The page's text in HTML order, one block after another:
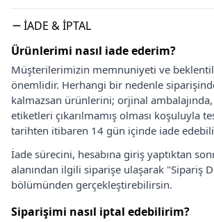
İADE & İPTAL
Ürünlerimi nasıl iade ederim?
Müşterilerimizin memnuniyeti ve
önemlidir. Herhangi bir nedenle
kalmazsan ürünlerini; orjinal ambalajında,
etiketleri çıkarılmamış olması koşuluyla
tarihten itibaren 14 gün içinde iade
İade sürecini, hesabına giriş yaptıktan
alanından ilgili siparişe ulaşarak "Sipariş
bölümünden gerçekleştirebilirsin.
Siparişimi nasıl iptal edebilirim?